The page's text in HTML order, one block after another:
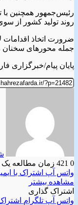
رئیس‌جمهور همچنین با
روند تولید کشور از
ضرورت اتخاذ اقدامات
جمله محورهای سخنان
پایان پیام/خبرگزاری
0
زمان مطالعه یک
واتس آپ اشتراک با
مشاهده بیشتر
اشتراک گذاری
واتس آپ تلگرام